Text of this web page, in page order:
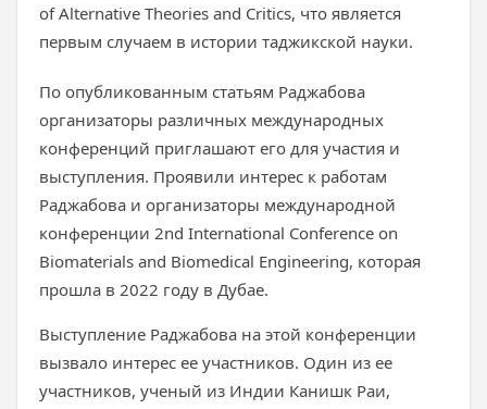
of Alternative Theories and Critics, что является
первым случаем в истории таджикской науки.
По опубликованным статьям Раджабова
организаторы различных международных
конференций приглашают его для участия и
выступления. Проявили интерес к работам
Раджабова и организаторы международной
конференции 2nd International Conference on
Biomaterials and Biomedical Engineering, которая
прошла в 2022 году в Дубае.
Выступление Раджабова на этой конференции
вызвало интерес ее участников. Один из ее
участников, ученый из Индии Канишк Раи,